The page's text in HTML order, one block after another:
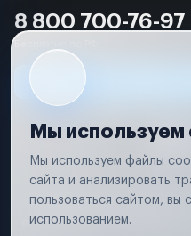
8 800 700-76-97
Условия
Вся информация,
соответствии с положениями
Мы
Мы используем файлы
сайта и анализировать
пользоваться сайтом, вы
использованием.